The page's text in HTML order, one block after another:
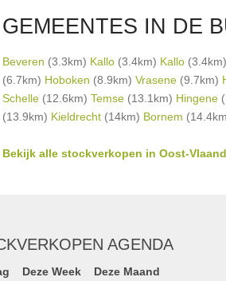
GEMEENTES IN DE
Beveren (3.3km) Kallo(3.4km) Kallo(3.4km)
(6.7km) Hoboken (8.9km) Vrasene(9.7km)
Schelle(12.6km) Temse(13.1km) Hingene
(13.9km) Kieldrecht(14km) Bornem
Bekijk alle stockverkopen in Oost-
AGENDA
Deze Week Deze Maand